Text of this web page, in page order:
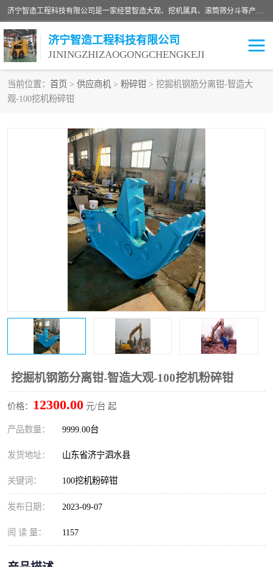
济宁智造工程科技有限公司是一家经营智造大观、挖机属具、滚筒筛分斗等产品的滑移装载机厂家。济宁智造工程科技有限公司奉行以质量赢得用户，诚信为本，互利共赢的宗旨，依靠雄厚的技术力量，科学的管理制度，先进的加工检测设备，始终坚持以客户为中心，免费咨询！
济宁智造工程科技有限公司
JININGZHIZAOGONGCHENGKEJI
当前位置： 首页 > 供应商机 > 粉碎钳 > 挖掘机钢筋分离钳-智造大
观-100挖机粉碎钳
挖掘机钢筋分离钳-智造大观-100挖机粉碎钳
价格： 12300.00 元/台 起
产品数量： 9999.00台
发货地址： 山东省济宁泗水县
关键词： 100挖机粉碎钳
发布日期： 2023-09-07
阅 读 量： 1157
振动夯
移动破碎机
滚筒筛分斗 粉碎钳
土壤修复
开沟机
破碎机
压路机
滑移装载机
清扫器 割草机
挖树机 拓荒机
滚筒筛
挖掘机破碎斗